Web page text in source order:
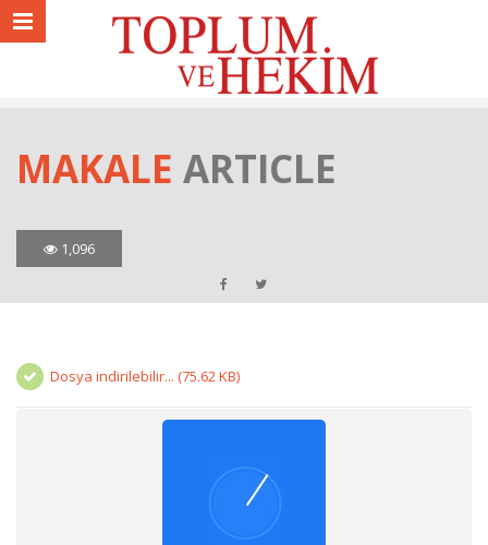
MAKALE ARTICLE
1,096
Dosya indirilebilir... (75.62 KB)